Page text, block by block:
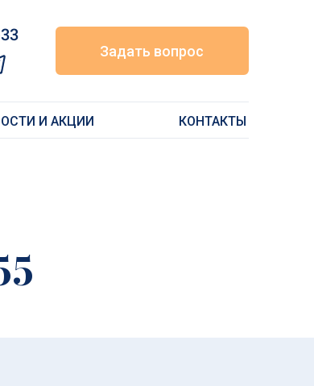
Задать вопрос
И АКЦИИ КОНТАКТЫ